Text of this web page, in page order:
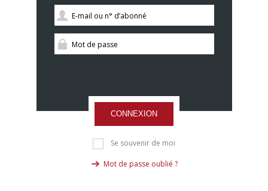
CONNEXION
Se souvenir de moi
Mot de passe oublié ?